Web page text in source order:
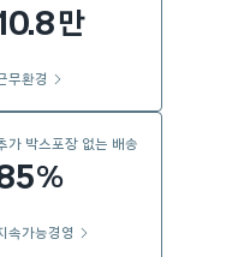
만
무환경
가 박스포장 없는 배송
%
속가능경영